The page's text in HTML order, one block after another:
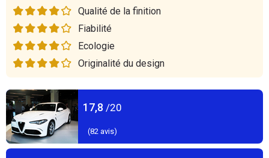
Qualité de la finition
Fiabilité
Ecologie
Originalité du design
17,8 /20
(82 avis)